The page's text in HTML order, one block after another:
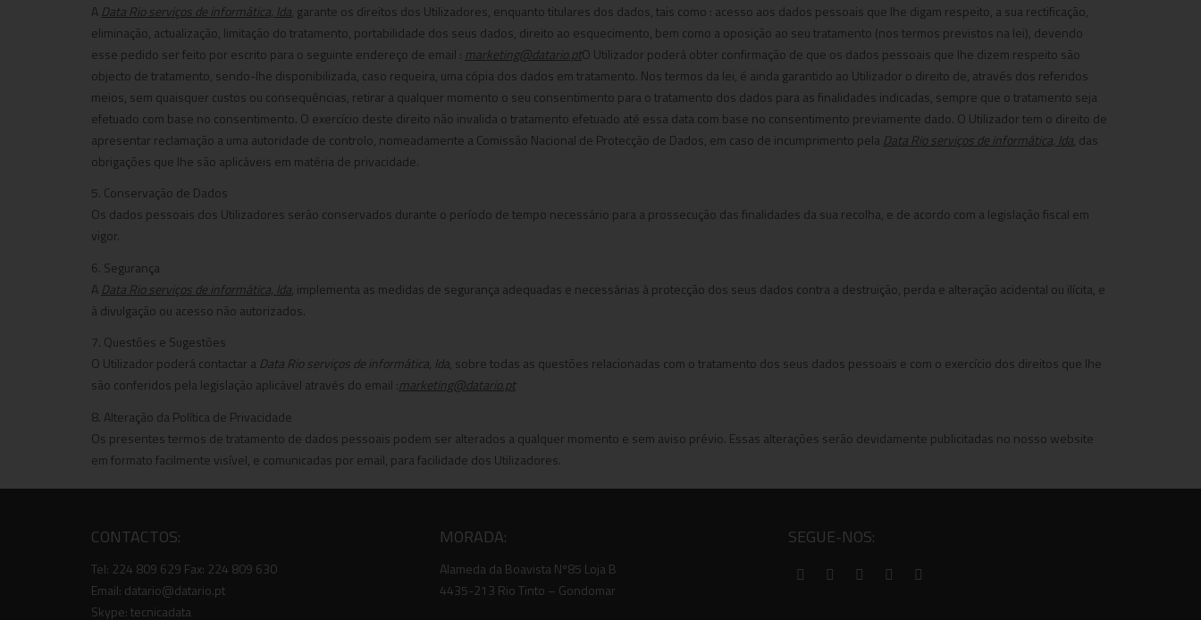
A Data Rio serviços de informática, lda, garante os direitos dos Utilizadores, enquanto titulares dos dados, tais como : acesso aos dados pessoais que lhe digam respeito, a sua rectificação,
eliminação, actualização, limitação do tratamento, portabilidade dos seus dados, direito ao esquecimento, bem como a oposição ao seu tratamento (nos termos previstos na lei), devendo
esse pedido ser feito por escrito para o seguinte endereço de email : marketing@datario.ptO Utilizador poderá obter confirmação de que os dados pessoais que lhe dizem respeito são
objecto de tratamento, sendo-lhe disponibilizada, caso requeira, uma cópia dos dados em tratamento. Nos termos da lei, é ainda garantido ao Utilizador o direito de, através dos referidos
meios, sem quaisquer custos ou consequências, retirar a qualquer momento o seu consentimento para o tratamento dos dados para as finalidades indicadas, sempre que o tratamento seja
efetuado com base no consentimento. O exercício deste direito não invalida o tratamento efetuado até essa data com base no consentimento previamente dado. O Utilizador tem o direito de
apresentar reclamação a uma autoridade de controlo, nomeadamente a Comissão Nacional de Protecção de Dados, em caso de incumprimento pela Data Rio serviços de informática, lda, das
obrigações que lhe são aplicáveis em matéria de privacidade.
5. Conservação de Dados
Os dados pessoais dos Utilizadores serão conservados durante o período de tempo necessário para a prossecução das finalidades da sua recolha, e de acordo com a legislação fiscal em
vigor.
6. Segurança
A Data Rio serviços de informática, lda, implementa as medidas de segurança adequadas e necessárias à protecção dos seus dados contra a destruição, perda e alteração acidental ou ilícita, e
à divulgação ou acesso não autorizados.
7. Questões e Sugestões
O Utilizador poderá contactar a Data Rio serviços de informática, lda, sobre todas as questões relacionadas com o tratamento dos seus dados pessoais e com o exercício dos direitos que lhe
são conferidos pela legislação aplicável através do email :marketing@datario.pt
8. Alteração da Política de Privacidade
Os presentes termos de tratamento de dados pessoais podem ser alterados a qualquer momento e sem aviso prévio. Essas alterações serão devidamente publicitadas no nosso website
em formato facilmente visível, e comunicadas por email, para facilidade dos Utilizadores.
CONTACTOS:
Tel: 224 809 629 Fax: 224 809 630
Email: datario@datario.pt
Skype: tecnicadata
MORADA:
Alameda da Boavista Nº85 Loja B
4435-213 Rio Tinto – Gondomar
SEGUE-NOS: